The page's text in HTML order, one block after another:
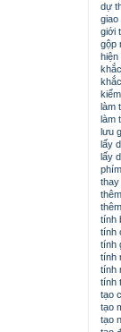
dự
giao
giới
gộp
hiện
làm
làm
lưu
lấy
lấy
thay
tính
tính
tính
tính
tính
tính
tạo
tạo
tạo